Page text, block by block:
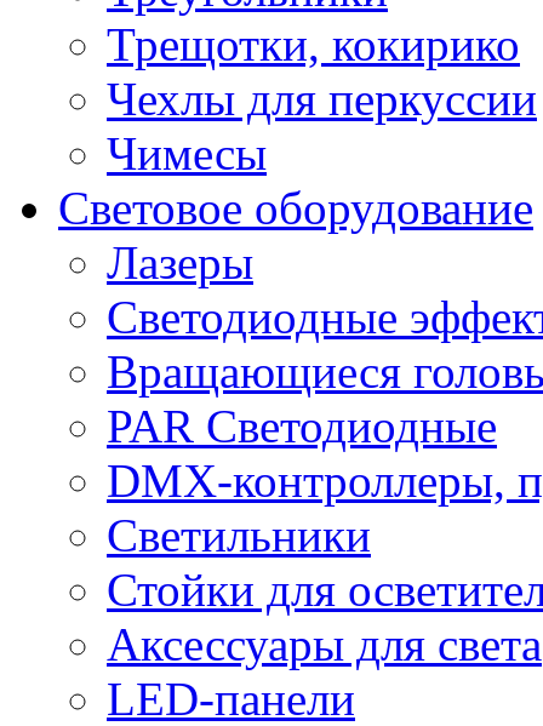
Трещотки, кокирико
Чехлы для перкуссии
Чимесы
Световое оборудование
Лазеры
Светодиодные
Вращающиеся
PAR Светодиодные
DMX-контроллеры,
Светильники
Стойки для
Аксессуары для света
LED-панели